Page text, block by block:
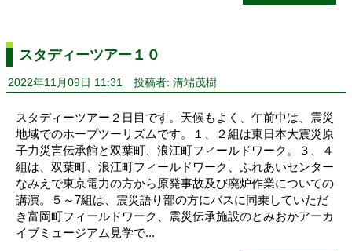
スタディーツアー１０
2022年11月09日 11:31 投稿者: 溝端茂樹
スタディーツアー２日目です。天候もよく、午前中は、震災
地域でのホープツーリズムです。１、２組は東日本大震災原
子力災害伝承館と双葉町、浪江町フィールドワーク。３、４
組は、双葉町、浪江町フィールドワーク、ふれあいセンター
なみえで東京電力の方から原発事故及び廃炉作業についての
講演。５～7組は、震災語り部の方にバスに同乗していただ
き富岡町フィールドワーク、震災伝承施設のとみおかアーカ
イブミュージアム見学で...